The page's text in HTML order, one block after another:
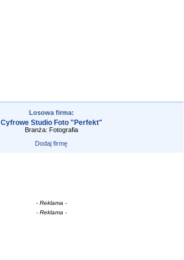
Losowa firma:
Cyfrowe Studio Foto "Perfekt"
Branża: Fotografia
Dodaj firmę
- Reklama -
- Reklama -